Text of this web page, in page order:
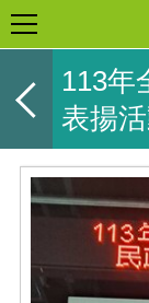
113年
表揚